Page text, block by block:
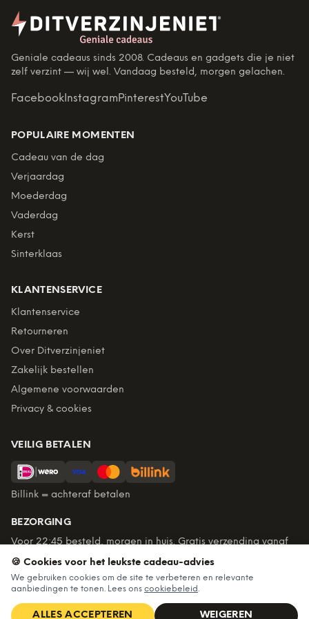
Geniale cadeaus sinds 2008. Cadeaus en gadgets die je niet
zelf verzint — wij wel. Vandaag besteld, morgen gelachen.
Facebook InstagramPinterestYouTube
POPULAIRE MOMENTEN
Cadeau van de dag
Verjaardag
Moederdag
Vaderdag
Kerst
Sinterklaas
KLANTENSERVICE
Klantenservice
Retourneren
Over Ditverzinjeniet
Zakelijk bestellen
Algemene voorwaarden
Privacy & cookies
VEILIG BETALEN
Billink = achteraf betalen
BEZORGING
Voor 22:45 besteld, morgen in huis. Gratis verzending vanaf
€60. Tot 365 dagen retourneren.
★ 4,7/5 uit 6.226beoordelingen
🍪 Cookies voor het leukste cadeau-advies
We gebruiken cookies om de site te verbeteren en relevante
aanbiedingen te tonen. Lees ons cookiebeleid.
ALLES ACCEPTEREN WEIGEREN